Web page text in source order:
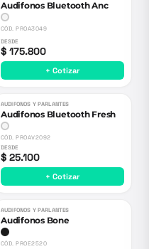
Audifonos Bluetooth Anc
CÓD.PROA3049
DESDE
$ 175.800
+ Cotizar
AUDIFONOS Y PARLANTES
Audifonos Bluetooth Fresh
CÓD.PROAV2092
DESDE
$ 25.100
+ Cotizar
AUDIFONOS Y PARLANTES
Audifonos Bone
CÓD.PROE2520